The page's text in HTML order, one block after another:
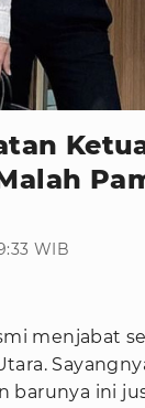
WIB
menjabat
barunya ini